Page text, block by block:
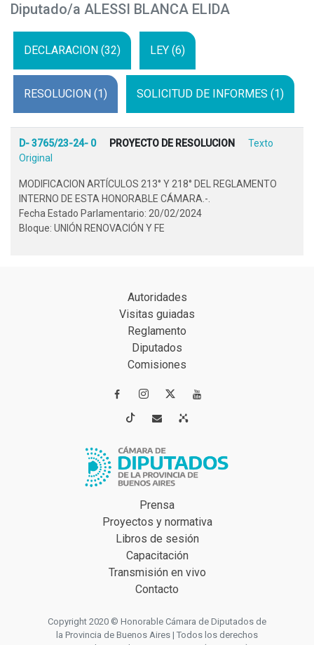
Diputado/a ALESSI BLANCA ELIDA
DECLARACION (32) LEY (6)
RESOLUCION (1) SOLICITUD DE INFORMES (1)
D- 3765/23-24- 0 PROYECTO DE RESOLUCION
Texto
Original
MODIFICACION ARTÍCULOS 213° Y 218° DEL REGLAMENTO
INTERNO DE ESTA HONORABLE CÁMARA.-.
Fecha Estado Parlamentario: 20/02/2024
Bloque: UNIÓN RENOVACIÓN Y FE
Autoridades
Visitas guiadas
Reglamento
Diputados
Comisiones
 
 
Prensa
Proyectos y normativa
Libros de sesión
Capacitación
Transmisión en vivo
Contacto
Copyright 2020 © Honorable Cámara de Diputados de
la Provincia de Buenos Aires | Todos los derechos